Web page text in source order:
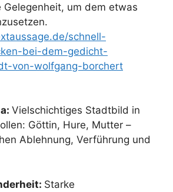
Gelegenheit, um dem etwas
schnell-
bei-dem-gedicht-
von-wolfgang-borchert
Vielschichtiges Stadtbild in
Göttin, Hure, Mutter –
Ablehnung, Verführung und
Starke